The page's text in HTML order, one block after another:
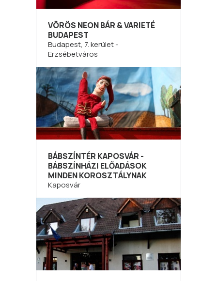
VÖRÖS NEON BÁR & VARIETÉ
BUDAPEST
Budapest, 7. kerület -
Erzsébetváros
BÁBSZÍNTÉR KAPOSVÁR -
BÁBSZÍNHÁZI ELŐADÁSOK
MINDEN KOROSZTÁLYNAK
Kaposvár